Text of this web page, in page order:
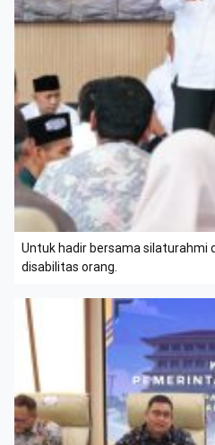
Untuk hadir bersama silaturahmi
disabilitas orang.